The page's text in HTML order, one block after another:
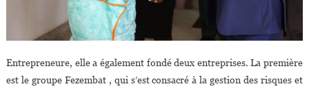
Entrepreneure, elle a également fondé deux entreprises. La première
est le groupe Fezembat , qui s’est consacré à la gestion des risques et